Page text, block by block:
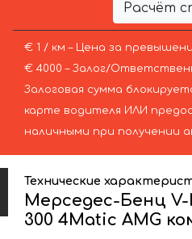
Расчёт
€ 1 / км – Цена за
€ 4000 – Залог/
Залоговая сумма
карте водителя ИЛИ
наличными при получении
Технические
Мерседес-Бенц V-
300 4Matic AMG